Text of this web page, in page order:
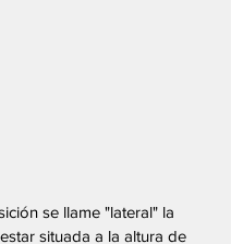
se llame "lateral" la
situada a la altura de